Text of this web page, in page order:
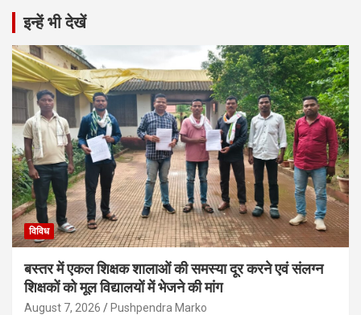
इन्हें भी देखें
विविध
बस्तर में एकल शिक्षक शालाओं की समस्या दूर करने एवं संलग्न
शिक्षकों को मूल विद्यालयों में भेजने की मांग
August 7, 2026 Pushpendra Marko